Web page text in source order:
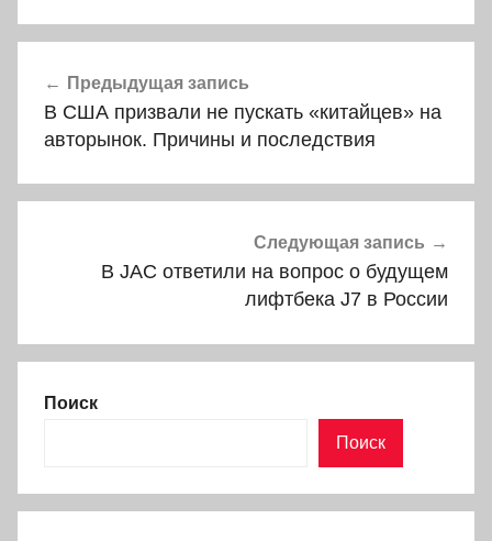
по
записям
Предыдущая запись
В США призвали не пускать «китайцев» на
авторынок. Причины и последствия
Следующая запись
В JAC ответили на вопрос о будущем
лифтбека J7 в России
Поиск
Поиск